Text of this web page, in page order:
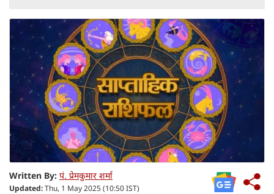
Written By: पं. प्रेमकुमार शर्मा
Updated:Thu, 1 May 2025 (10:50 IST)